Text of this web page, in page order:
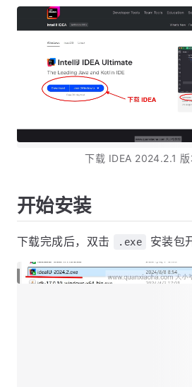
下载 IDEA 2024.2.1 版
开始安装
下载完成后，双击 .exe 安装包